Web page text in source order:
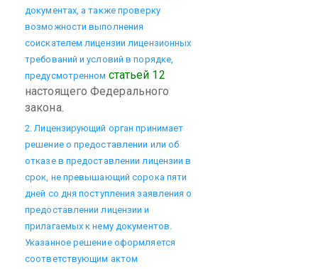
документах, а также проверку
возможности выполнения
соискателем лицензии лицензионных
требований и условий в порядке,
предусмотренном статьей 12
настоящего Федерального
закона.
2. Лицензирующий орган принимает
решение о предоставлении или об
отказе в предоставлении лицензии в
срок, не превышающий сорока пяти
дней со дня поступления заявления о
предоставлении лицензии и
прилагаемых к нему документов.
Указанное решение оформляется
соответствующим актом